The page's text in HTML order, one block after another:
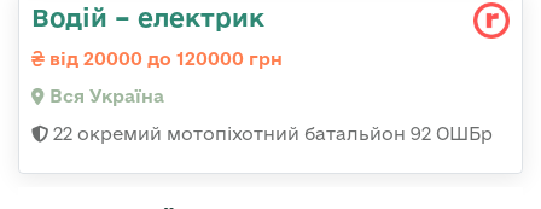
Водій – електрик
від 20000 до 120000 грн
Вся Україна
22 окремий мотопіхотний батальйон 92 ОШБр